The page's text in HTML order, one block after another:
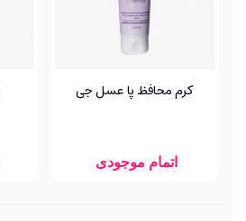
کرم محافظ پا عسل جی
اتمام موجودی